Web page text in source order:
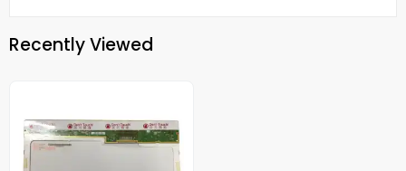
Recently Viewed